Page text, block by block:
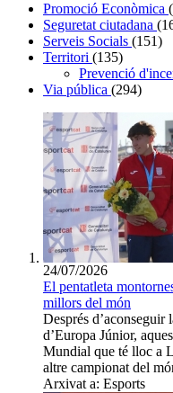
Promoció Econòmica
Seguretat ciutadana
Serveis Socials (151)
Territori (135)
Prevenció
Via pública (294)
24/07/2026
El pentatleta
millors del món
Després
d’Europa Júnior,
Mundial que té lloc a
altre campionat del
Arxivat a: Esports